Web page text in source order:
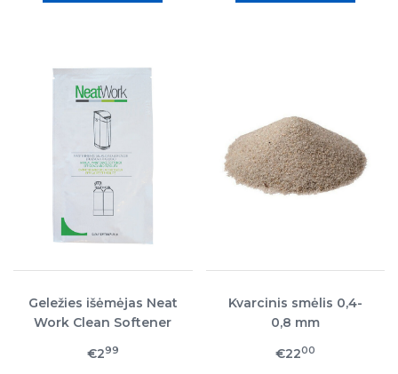
Geležies išėmėjas Neat
Work Clean Softener
€299
Kvarcinis smėlis 0,4-
0,8 mm
€2200